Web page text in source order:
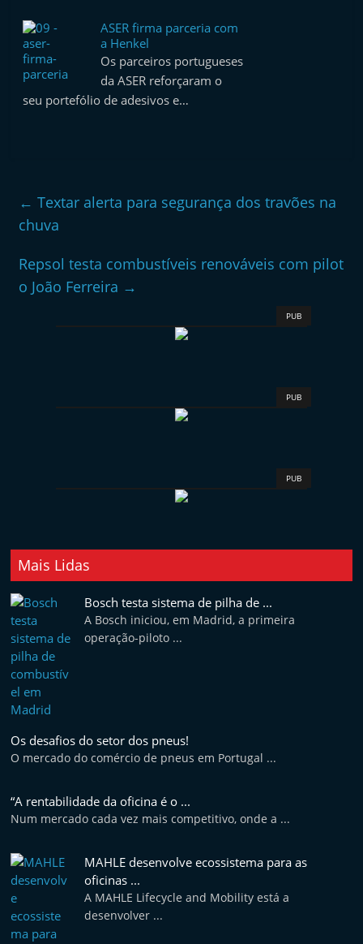
u
g
a
l
ASER firma parceria com
a Henkel
Os parceiros portugueses
da ASER reforçaram o
seu portefólio de adesivos e…
← Textar alerta para segurança dos travões na
chuva
Repsol testa combustíveis renováveis com pilot
o João Ferreira →
PUB
PUB
PUB
Mais Lidas
Bosch testa sistema de pilha de ...
A Bosch iniciou, em Madrid, a primeira
operação-piloto ...
Os desafios do setor dos pneus!
O mercado do comércio de pneus em Portugal ...
“A rentabilidade da oficina é o ...
Num mercado cada vez mais competitivo, onde a ...
MAHLE desenvolve ecossistema para as
oficinas ...
A MAHLE Lifecycle and Mobility está a
desenvolver ...